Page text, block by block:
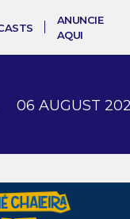
ANUNCIE
AQUI
06 AUGUST